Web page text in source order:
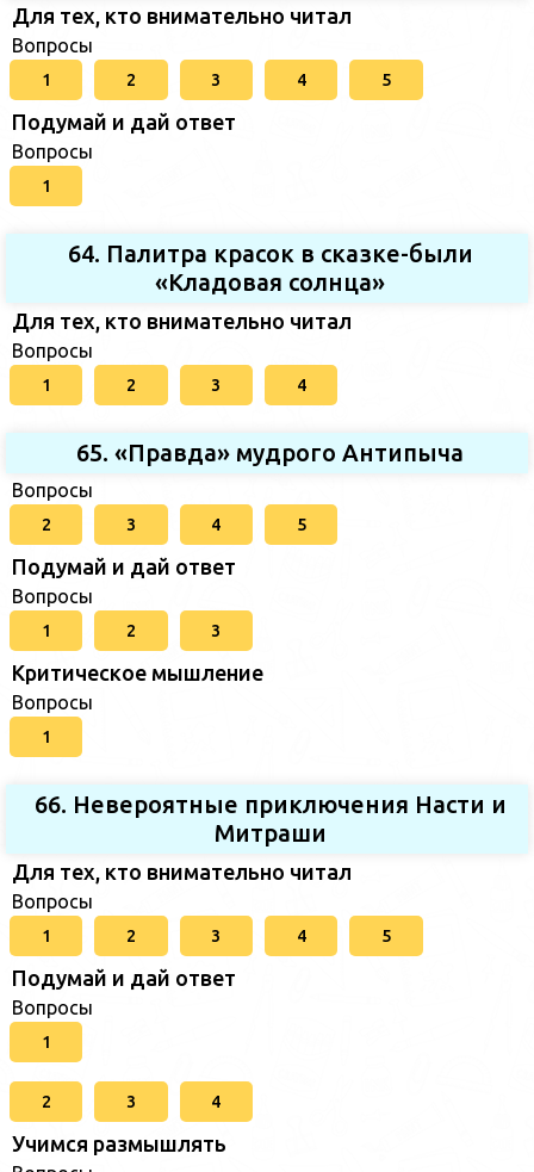
Для тех, кто внимательно читал
Вопросы
1 2 3 4 5
Подумай и дай ответ
Вопросы
1
64. Палитра красок в сказке-были
«Кладовая солнца»
Для тех, кто внимательно читал
Вопросы
1 2 3 4
65. «Правда» мудрого Антипыча
Вопросы
2 3 4 5
Подумай и дай ответ
Вопросы
1 2 3
Критическое мышление
Вопросы
1
66. Невероятные приключения Насти и
Митраши
Для тех, кто внимательно читал
Вопросы
1 2 3 4 5
Подумай и дай ответ
Вопросы
1
2 3 4
Учимся размышлять